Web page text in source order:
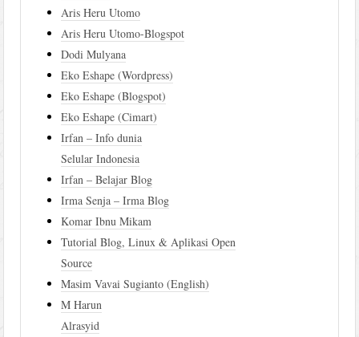
Aris Heru Utomo
Aris Heru Utomo-Blogspot
Dodi Mulyana
Eko Eshape (Wordpress)
Eko Eshape (Blogspot)
Eko Eshape (Cimart)
Irfan – Info dunia
Selular Indonesia
Irfan – Belajar Blog
Irma Senja – Irma Blog
Komar Ibnu Mikam
Tutorial Blog, Linux & Aplikasi Open
Source
Masim Vavai Sugianto (English)
M Harun
Alrasyid